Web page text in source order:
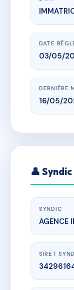
r des
DATE
03/05/
DERNIÈRE
16/05/
👤
SYNDIC
AGENCE
SIRET